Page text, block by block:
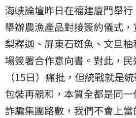
海峽論壇昨日在福建廈門舉行
舉辦農漁產品對接簽約儀式
梨釋迦、屏東石斑魚、文旦
場簽署合作意向書。對此，
（15日）痛批，但統戰就是
包裝再親和，本質全都是同
詐騙集團路數，我們不會上